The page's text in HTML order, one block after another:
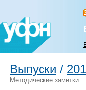
Выпуски /
Методические заметки